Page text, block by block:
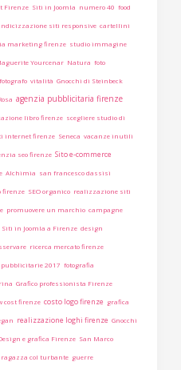
Firenze Siti in Joomla numero 40 food
siti responsive cartellini
marketing firenze studio immagine
Yourcenar Natura foto
vitalità Gnocchi di Steinbeck
agenzia pubblicitaria firenze
libro firenze scegliere studio di
internet firenze Seneca vacanze inutili
seo firenze Sito e-commerce
Alchimia san francesco dassisi
firenze SEO organico realizzazione siti
promuovere un marchio campagne
Siti in Joomla a Firenze design
ricerca mercato firenze
2017 fotografia
Grafico professionista Firenze
cost firenze costo logo firenze grafica
realizzazione loghi firenze Gnocchi
e grafica Firenze San Marco
ragazza col turbante guerre